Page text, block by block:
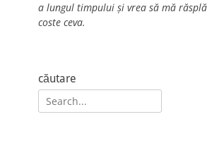
a lungul timpului și vrea să mă
coste ceva.
căutare
Search
for: